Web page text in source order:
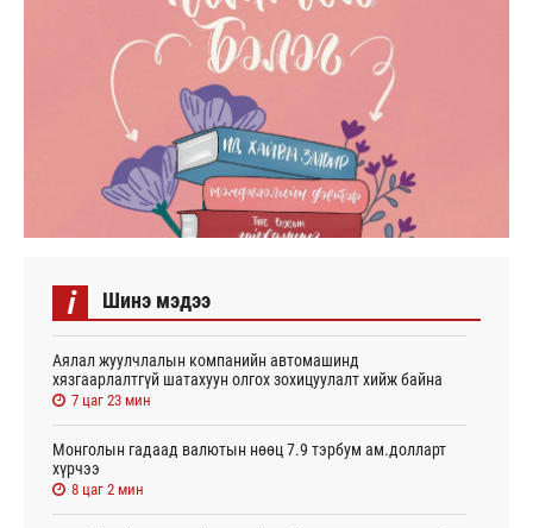
i Шинэ мэдээ
Аялал жуулчлалын компанийн автомашинд
хязгаарлалтгүй шатахуун олгох зохицуулалт хийж байна
7 цаг 23 мин
Монголын гадаад валютын нөөц 7.9 тэрбум ам.долларт
хүрчээ
8 цаг 2 мин